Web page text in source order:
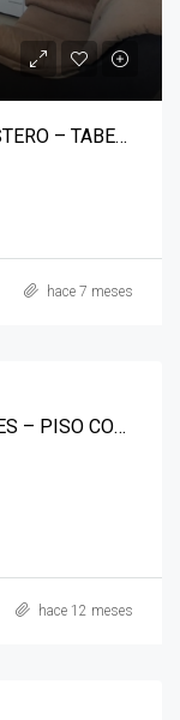
APARTAMENTO CON GARAJE Y TRASTERO – TABERNAS
hace 7 meses
SEPTIEMBRE A JUNIO – PROFESORES – PISO CON VISTAS AL MAR COSTA AFRICA AGUADULCE SUR
hace 12 meses